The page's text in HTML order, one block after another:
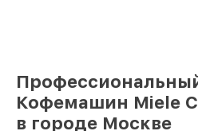
Кофемашин Miele
в городе Москве